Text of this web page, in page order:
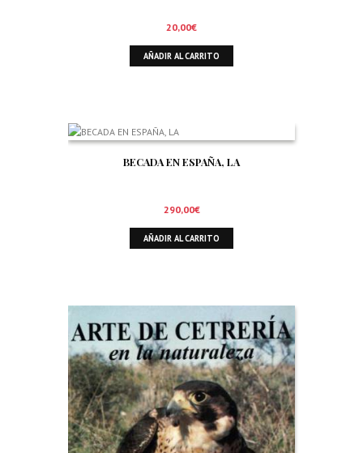
20,00€
AÑADIR AL CARRITO
BECADA EN ESPAÑA, LA
290,00€
AÑADIR AL CARRITO